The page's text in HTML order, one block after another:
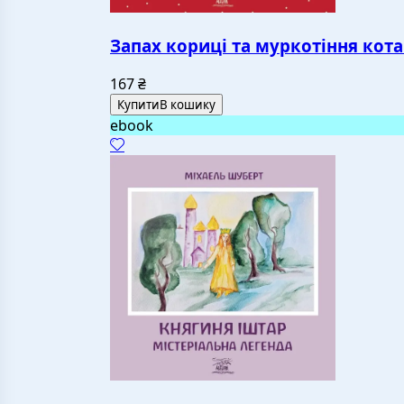
Запах кориці та муркотіння
167₴
КупитиВ кошику
ebook